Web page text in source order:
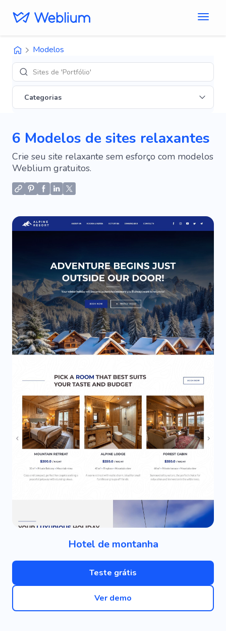
Modelos
Sites de 'Portfólio'
Categorias
6 Modelos de sites relaxantes
Crie seu site relaxante sem esforço com modelos
Weblium gratuitos.
Hotel de montanha
Teste grátis
Ver demo